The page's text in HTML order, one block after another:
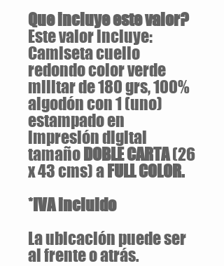
Que incluye este valor?
Este valor incluye:
Camiseta cuello
redondo color verde
militar de 180 grs, 100%
algodón con 1 (uno)
estampado en
impresión digital
tamaño DOBLE CARTA(26
x 43 cms) a FULL COLOR.
*IVA incluido
La ubicación puede ser
al frente o atrás.